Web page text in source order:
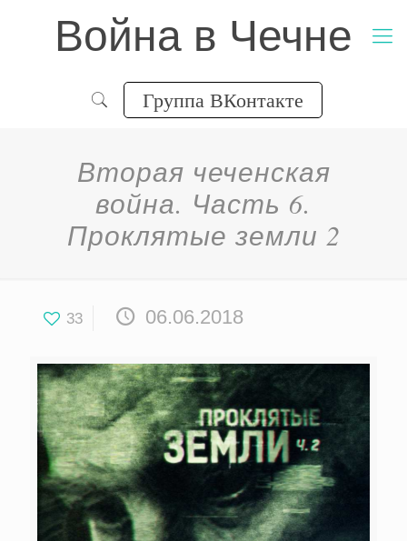
Война в Чечне
Группа ВКонтакте
Вторая чеченская
война. Часть 6.
Проклятые земли 2
33 06.06.2018